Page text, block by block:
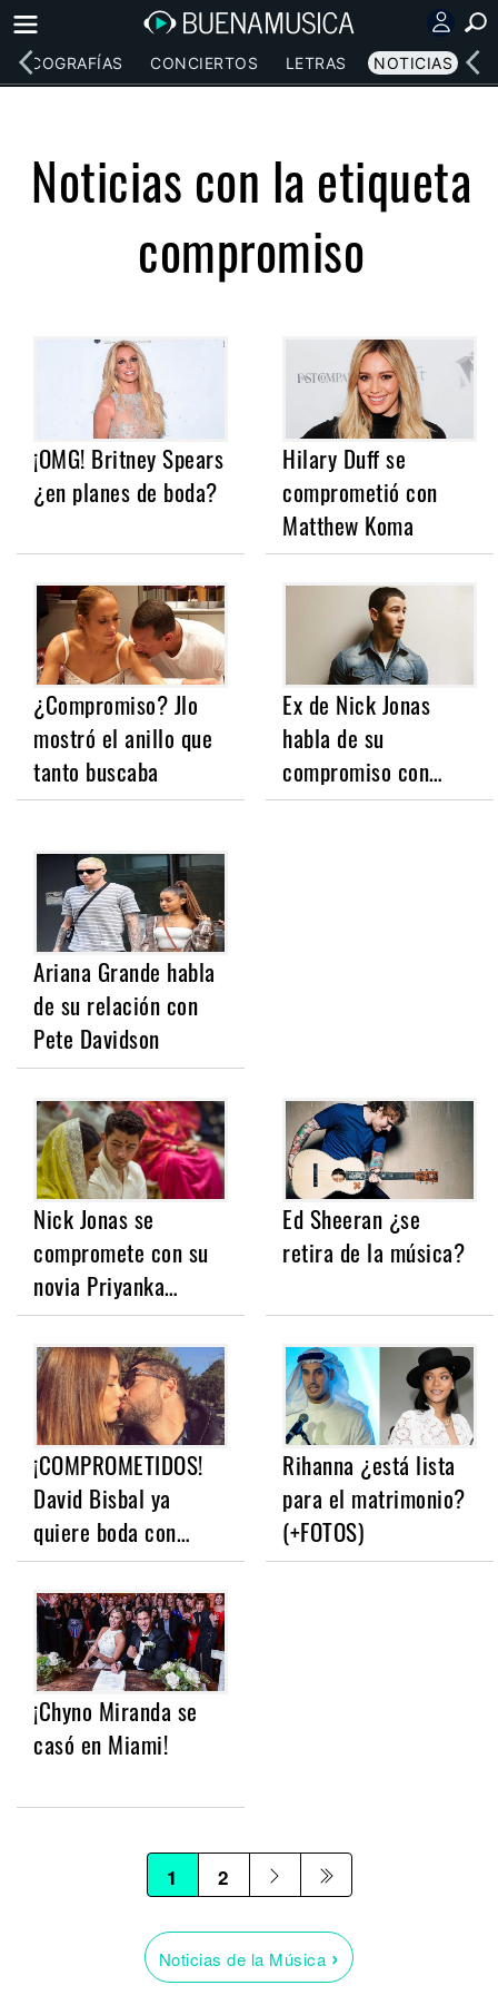
DISCOGRAFÍAS CONCIERTOS LETRAS NOTICIAS
Noticias con la etiqueta
compromiso
¡OMG! Britney Spears
¿en planes de boda?
Hilary Duff se
comprometió con
Matthew Koma
¿Compromiso? Jlo
mostró el anillo que
tanto buscaba
Ex de Nick Jonas
habla de su
compromiso con…
Ariana Grande habla
de su relación con
Pete Davidson
Nick Jonas se
compromete con su
novia Priyanka…
Ed Sheeran ¿se
retira de la música?
¡COMPROMETIDOS!
David Bisbal ya
quiere boda con…
Rihanna ¿está lista
para el matrimonio?
(+FOTOS)
¡Chyno Miranda se
casó en Miami!
1 2
Noticias de la Música ›